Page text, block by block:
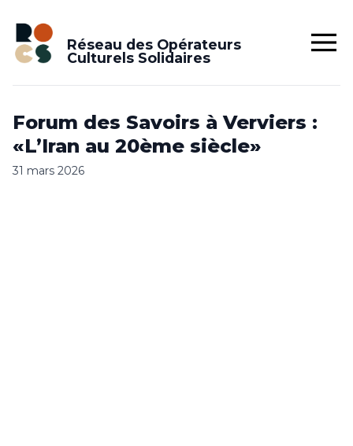
Réseau des Opérateurs
Culturels Solidaires
Forum des Savoirs à Verviers :
«L’Iran au 20ème siècle»
31 mars 2026